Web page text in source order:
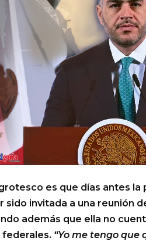
es que días antes
sido invitada a una reunión
además que ella no
federales. “Yo me tengo que